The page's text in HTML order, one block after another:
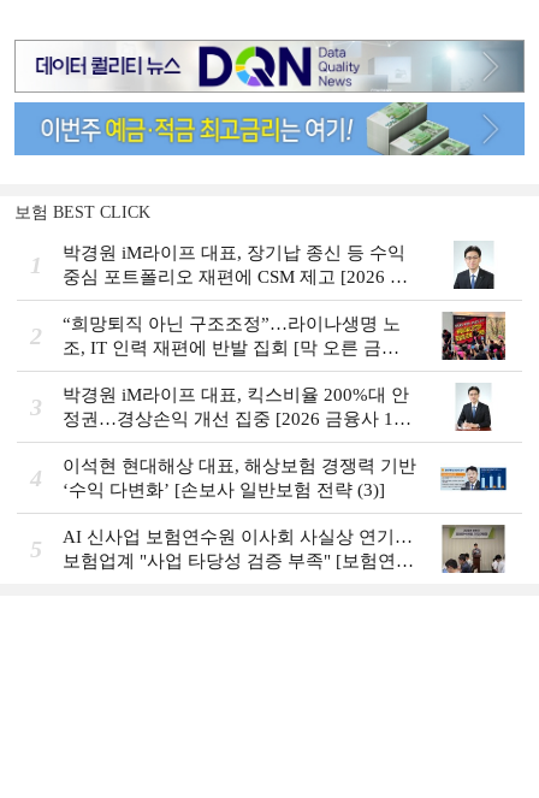
보험 BEST CLICK
1
박경원 iM라이프 대표, 장기납 종신 등 수익
중심 포트폴리오 재편에 CSM 제고 [2026 금
융사 상반기 실적]
2
“희망퇴직 아닌 구조조정”…라이나생명 노
조, IT 인력 재편에 반발 집회 [막 오른 금융
권 하투(夏鬪)]
3
박경원 iM라이프 대표, 킥스비율 200%대 안
정권…경상손익 개선 집중 [2026 금융사 1분
기 실적]
4
이석현 현대해상 대표, 해상보험 경쟁력 기반
‘수익 다변화ʼ [손보사 일반보험 전략 (3)]
5
AI 신사업 보험연수원 이사회 사실상 연기…
보험업계 "사업 타당성 검증 부족" [보험연수